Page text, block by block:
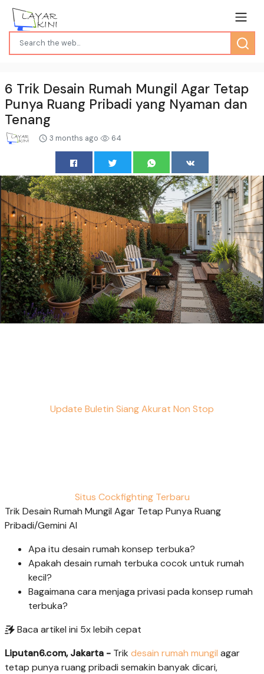
6 Trik Desain Rumah Mungil Agar Tetap
Punya Ruang Pribadi yang Nyaman dan
Tenang
3 months ago 64
Update Buletin Siang Akurat Non Stop
Situs Cockfighting Terbaru
Trik Desain Rumah Mungil Agar Tetap Punya Ruang
Pribadi/Gemini AI
Apa itu desain rumah konsep terbuka?
Apakah desain rumah terbuka cocok untuk rumah
kecil?
Bagaimana cara menjaga privasi pada konsep rumah
terbuka?
Baca artikel ini 5x lebih cepat
Liputan6.com, Jakarta - Trik desain rumah mungil agar
tetap punya ruang pribadi semakin banyak dicari,